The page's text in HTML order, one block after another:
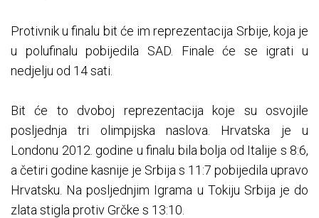
Protivnik u finalu bit će im reprezentacija Srbije, koja je
u polufinalu pobijedila SAD. Finale će se igrati u
nedjelju od 14 sati.
Bit će to dvoboj reprezentacija koje su osvojile
posljednja tri olimpijska naslova. Hrvatska je u
Londonu 2012. godine u finalu bila bolja od Italije s 8:6,
a četiri godine kasnije je Srbija s 11:7 pobijedila upravo
Hrvatsku. Na posljednjim Igrama u Tokiju Srbija je do
zlata stigla protiv Grčke s 13:10.